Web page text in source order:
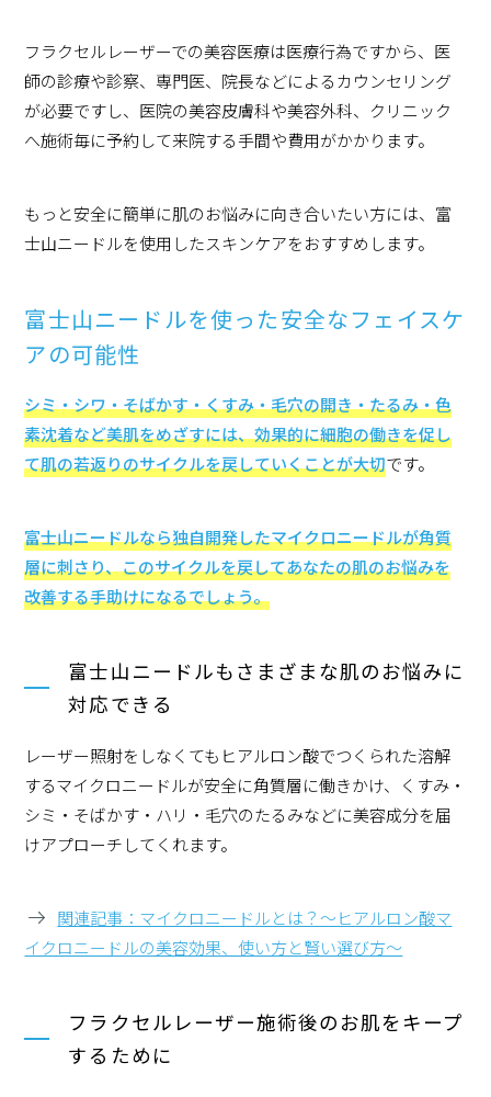
フラクセルレーザーでの美容医療は医療行為ですから、医
師の診療や診察、専門医、院長などによるカウンセリング
が必要ですし、医院の美容皮膚科や美容外科、クリニック
へ施術毎に予約して来院する手間や費用がかかります。
もっと安全に簡単に肌のお悩みに向き合いたい方には、富
士山ニードルを使用したスキンケアをおすすめします。
富士山ニードルを使った安全なフェイスケ
アの可能性
シミ・シワ・そばかす・くすみ・毛穴の開き・たるみ・色
素沈着など美肌をめざすには、効果的に細胞の働きを促し
て肌の若返りのサイクルを戻していくことが大切です。
富士山ニードルなら独自開発したマイクロニードルが角質
層に刺さり、このサイクルを戻してあなたの肌のお悩みを
改善する手助けになるでしょう。
富士山ニードルもさまざまな肌のお悩みに
対応できる
レーザー照射をしなくてもヒアルロン酸でつくられた溶解
するマイクロニードルが安全に角質層に働きかけ、くすみ・
シミ・そばかす・ハリ・毛穴のたるみなどに美容成分を届
けアプローチしてくれます。
関連記事：マイクロニードルとは？～ヒアルロン酸マ
イクロニードルの美容効果、使い方と賢い選び方～
フラクセルレーザー施術後のお肌をキープ
するために